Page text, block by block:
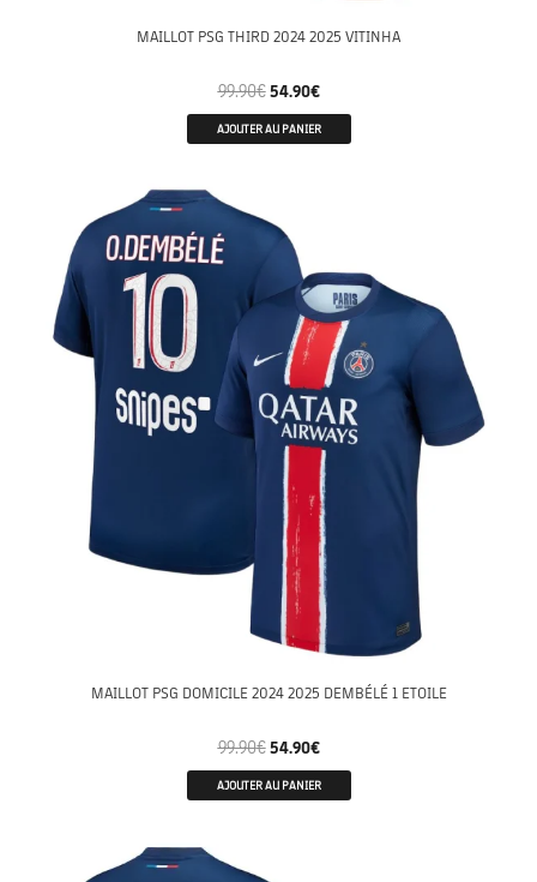
MAILLOT PSG THIRD 2024 2025 VITINHA
99.90€ 54.90€
AJOUTER AU PANIER
MAILLOT PSG DOMICILE 2024 2025 DEMBÉLÉ 1 ETOILE
99.90€ 54.90€
AJOUTER AU PANIER